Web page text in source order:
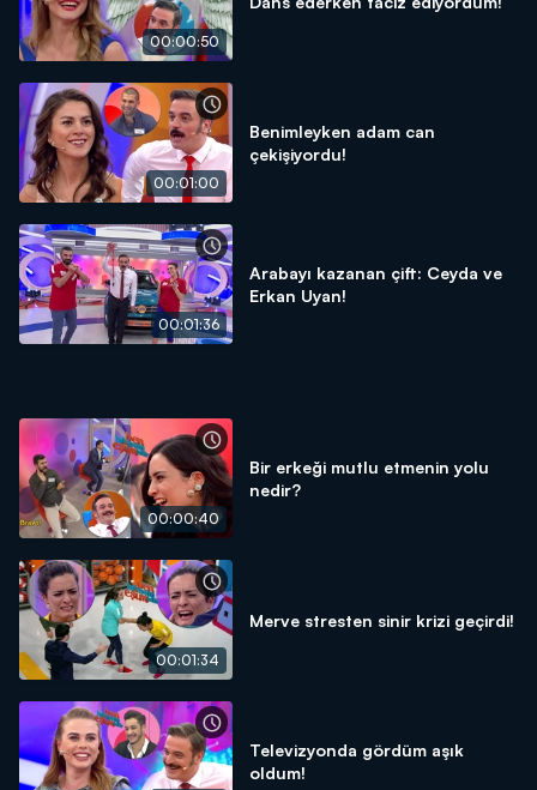
00:00:50
00:01:00
Benimleyken adam can
çekişiyordu!
00:01:36
Arabayı kazanan çift: Ceyda ve
Erkan Uyan!
00:00:40
Bir erkeği mutlu etmenin yolu
nedir?
00:01:34
Merve stresten sinir krizi geçirdi!
Televizyonda gördüm aşık
oldum!